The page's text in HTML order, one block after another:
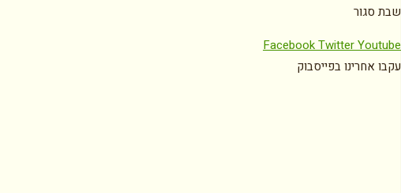
שבת סגור
FacebookTwitterYoutube
עקבו אחרינו בפייסבוק